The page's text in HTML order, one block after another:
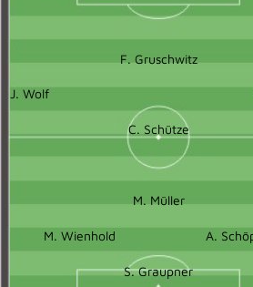
F. Gruschwitz
J. Wolf
C. Schütze
M. Müller
M. Wienhold A.
S. Graupner